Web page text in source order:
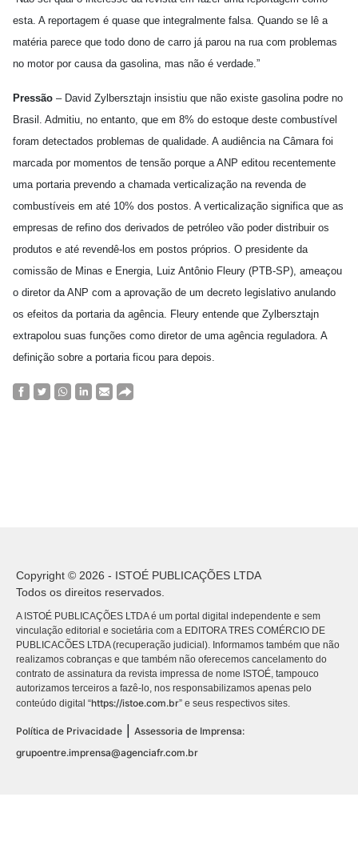
esta. A reportagem é quase que integralmente falsa. Quando se lê a
matéria parece que todo dono de carro já parou na rua com problemas
no motor por causa da gasolina, mas não é verdade.”
Pressão – David Zylbersztajn insistiu que não existe gasolina podre no
Brasil. Admitiu, no entanto, que em 8% do estoque deste combustível
foram detectados problemas de qualidade. A audiência na Câmara foi
marcada por momentos de tensão porque a ANP editou recentemente
uma portaria prevendo a chamada verticalização na revenda de
combustíveis em até 10% dos postos. A verticalização significa que as
empresas de refino dos derivados de petróleo vão poder distribuir os
produtos e até revendê-los em postos próprios. O presidente da
comissão de Minas e Energia, Luiz Antônio Fleury (PTB-SP), ameaçou
o diretor da ANP com a aprovação de um decreto legislativo anulando
os efeitos da portaria da agência. Fleury entende que Zylbersztajn
extrapolou suas funções como diretor de uma agência reguladora. A
definição sobre a portaria ficou para depois.
Copyright © 2026 - ISTOÉ PUBLICAÇÕES LTDA
Todos os direitos reservados.
A ISTOÉ PUBLICAÇÕES LTDA é um portal digital independente e sem
vinculação editorial e societária com a EDITORA TRES COMÉRCIO DE
PUBLICACÕES LTDA (recuperação judicial). Informamos também que não
realizamos cobranças e que também não oferecemos cancelamento do
contrato de assinatura da revista impressa de nome ISTOÉ, tampouco
autorizamos terceiros a fazê-lo, nos responsabilizamos apenas pelo
conteúdo digital “https://istoe.com.br” e seus respectivos sites.
Política de Privacidade
Assessoria de Imprensa:
grupoentre.imprensa@agenciafr.com.br